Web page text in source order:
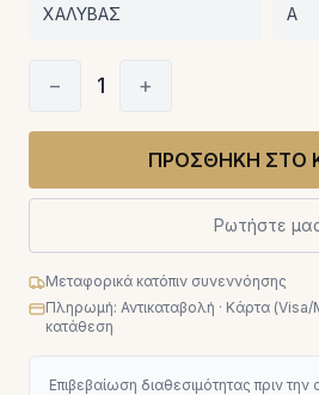
ΧΑΛΥΒΑΣ A
− 1 +
ΠΡΟΣΘΗΚΗ ΣΤΟ
Ρωτήστε
Μεταφορικά κατόπιν συνεννόησης
Πληρωμή: Αντικαταβολή · Κάρτα (Visa/
κατάθεση
Επιβεβαίωση διαθεσιμότητας πριν την